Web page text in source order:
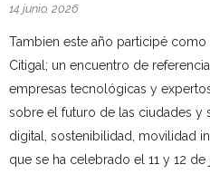
14 junio, 2026
Tambien este año participé
Citigal; un encuentro de
empresas tecnológicas y
sobre el futuro de las ciudades y
digital, sostenibilidad, movilidad
que se ha celebrado el 11 y 12 de